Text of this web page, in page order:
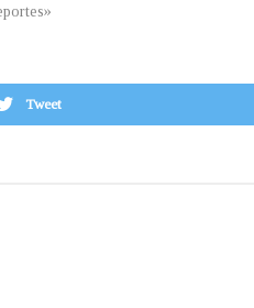
Tweet